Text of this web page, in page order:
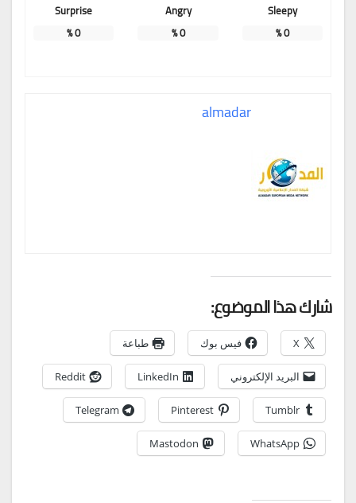
Sleepy
0
%
Angry
0
%
Surprise
0
%
almadar
شارك هذا الموضوع:
X فيس بوك طباعة
البريد الإلكتروني LinkedIn
Reddit
Tumblr
Pinterest
Telegram
WhatsApp
Mastodon